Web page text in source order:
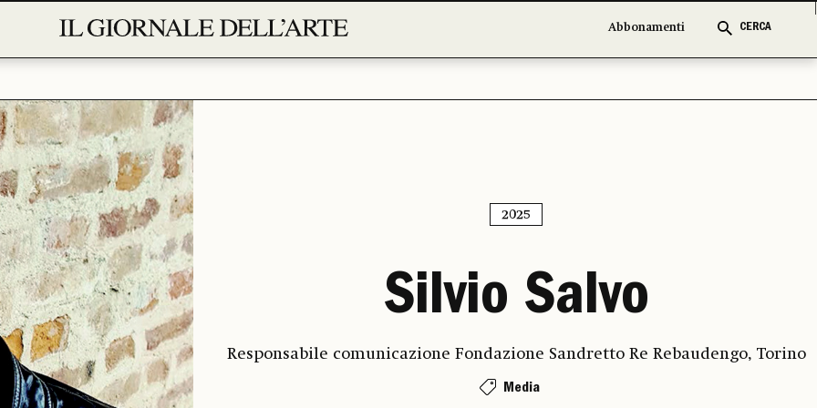
Abbonamenti CERCA
2025
Silvio Salvo
Responsabile comunicazione Fondazione Sandretto Re Rebaudengo, Torino
Media